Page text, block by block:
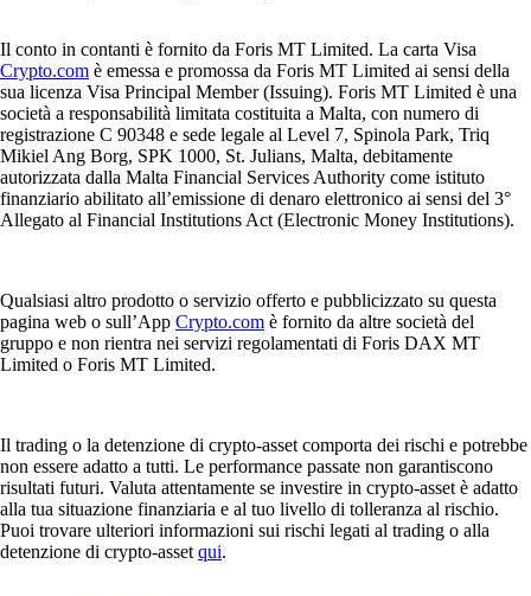
Il conto in contanti è fornito da Foris MT Limited. La carta Visa
Crypto.com è emessa e promossa da Foris MT Limited ai sensi della
sua licenza Visa Principal Member (Issuing). Foris MT Limited è una
società a responsabilità limitata costituita a Malta, con numero di
registrazione C 90348 e sede legale al Level 7, Spinola Park, Triq
Mikiel Ang Borg, SPK 1000, St. Julians, Malta, debitamente
autorizzata dalla Malta Financial Services Authority come istituto
finanziario abilitato all’emissione di denaro elettronico ai sensi del 3°
Allegato al Financial Institutions Act (Electronic Money Institutions).
Qualsiasi altro prodotto o servizio offerto e pubblicizzato su questa
pagina web o sull’App Crypto.com è fornito da altre società del
gruppo e non rientra nei servizi regolamentati di Foris DAX MT
Limited o Foris MT Limited.
Il trading o la detenzione di crypto-asset comporta dei rischi e potrebbe
non essere adatto a tutti. Le performance passate non garantiscono
risultati futuri. Valuta attentamente se investire in crypto-asset è adatto
alla tua situazione finanziaria e al tuo livello di tolleranza al rischio.
Puoi trovare ulteriori informazioni sui rischi legati al trading o alla
detenzione di crypto-asset qui.